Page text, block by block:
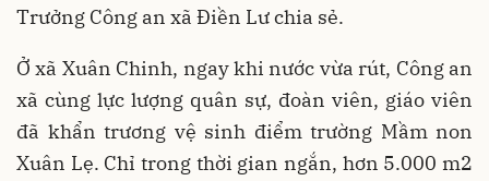
Trưởng Công an xã Điền Lư chia sẻ.
Ở xã Xuân Chinh, ngay khi nước vừa rút, Công an
xã cùng lực lượng quân sự, đoàn viên, giáo viên
đã khẩn trương vệ sinh điểm trường Mầm non
Xuân Lẹ. Chỉ trong thời gian ngắn, hơn 5.000 m2